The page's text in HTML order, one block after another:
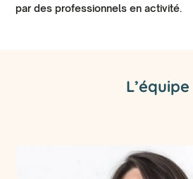
par des professionnels en activité.
L’équipe